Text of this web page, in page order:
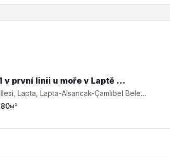
Apartmán 3+1 v první linii u moře v Laptě — nemovitost na Severním Kypru s panoramatickým výhledem na moře SA-3-0502
Tınaztepe Mahallesi, Lapta, Lapta-Alsancak-Çamlıbel Belediyesi, Girne ilçesi, Kuzey Kıbrıs, Κύπρος - Kıbrıs
80м²